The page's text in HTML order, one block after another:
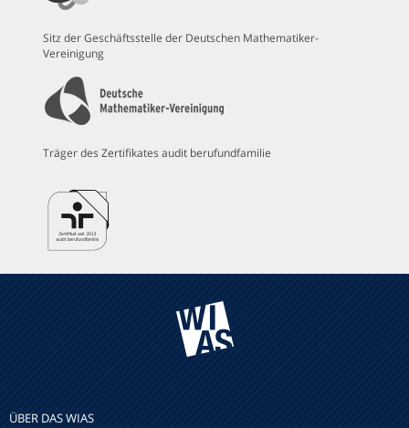
Sitz der Geschäftsstelle der Deutschen Mathematiker-
Vereinigung
Träger des Zertifikates audit berufundfamilie
ÜBER DAS WIAS